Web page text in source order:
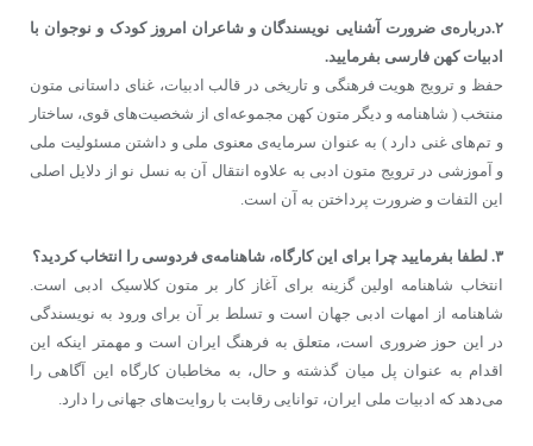
۲.درباره‌ی ضرورت آشنایی نویسندگان و شاعران امروز کودک و نوجوان با
ادبیات کهن فارسی بفرمایید.
حفظ و ترویج هویت فرهنگی و تاریخی در قالب ادبیات، غنای داستانی متون
منتخب ( شاهنامه و دیگر متون کهن مجموعه‌ای از شخصیت‌های قوی، ساختار
و تم‌های غنی دارد ) به عنوان سرمایه‌ی معنوی ملی و داشتن مسئولیت ملی
و آموزشی در ترویج متون ادبی به علاوه انتقال آن به نسل نو از دلایل اصلی
این التفات و ضرورت پرداختن به آن است.
۳. لطفا بفرمایید چرا برای این کارگاه، شاهنامه‌ی فردوسی را انتخاب کردید؟
انتخاب شاهنامه اولین گزینه برای آغاز کار بر متون کلاسیک ادبی است.
شاهنامه از امهات ادبی جهان است و تسلط بر آن برای ورود به نویسندگی
در این حوز ضروری است، متعلق به فرهنگ ایران است و مهمتر اینکه این
اقدام به عنوان پل میان گذشته و حال، به مخاطبان کارگاه این آگاهی را
می‌دهد که ادبیات ملی ایران، توانایی رقابت با روایت‌های جهانی را دارد.